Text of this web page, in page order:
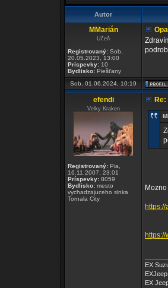
Autor
MMarián
Učeň
Registrovaný: Sob,
20.05.2023, 13:00
Príspevky: 10
Bydlisko: Piešťany
Sob, 01.06.2024, 10:19
efendi
Velky Kraken
Registrovaný: Pia,
16.11.2007, 23:01
Príspevky: 8059
Bydlisko: mesto
vychadzajuceho slnka
Tornala City
EX
EX